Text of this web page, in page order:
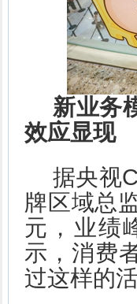
新业务
效应显现
据央视
牌区域总
元，业绩
示，消费
过这样的